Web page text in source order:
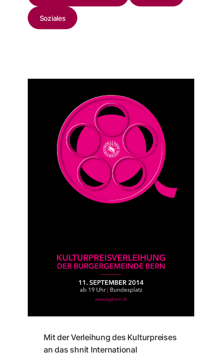
Soziales
Mit der Verleihung des Kulturpreises
an das shnit International